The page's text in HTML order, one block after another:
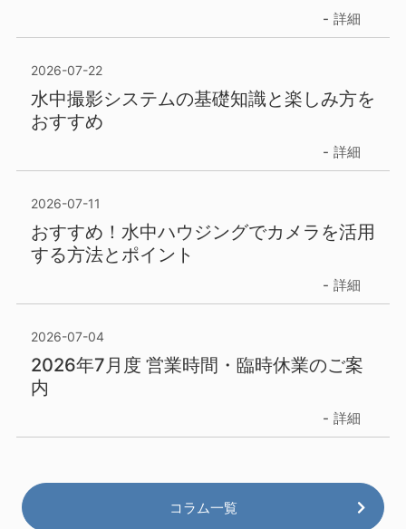
詳細
2026-07-22
水中撮影システムの基礎知識と楽しみ方を
おすすめ
詳細
2026-07-11
おすすめ！水中ハウジングでカメラを活用
する方法とポイント
詳細
2026-07-04
2026年7月度 営業時間・臨時休業のご案
内
詳細
コラム一覧